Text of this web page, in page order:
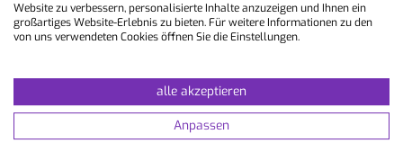
Buße sehr gut zu erreichen ist. Die
Bushsltestelle liegt auch direkt vor der
Richtung ca. 150 m entfernt. Die Lehrer
(2 konnte ich kennenlernen) waren
recht gut. Es ist natürlich alles in
Englisch, auch die Betreuung in der
Website zu verbessern, personalisierte Inhalte anzuzeigen und Ihnen ein
großartiges Website-Erlebnis zu bieten. Für weitere Informationen zu den
von uns verwendeten Cookies öffnen Sie die Einstellungen.
alle akzeptieren
Anpassen